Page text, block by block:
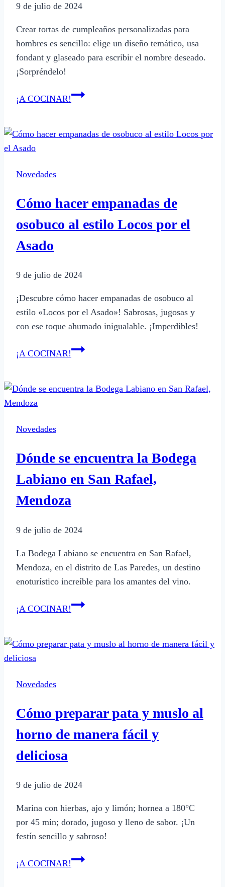
9 de julio de 2024
Crear tortas de cumpleaños personalizadas para
hombres es sencillo: elige un diseño temático, usa
fondant y glaseado para escribir el nombre deseado.
¡Sorpréndelo!
¡A COCINAR!Cómo
de
nombres
personalizados
Novedades
Cómo hacer empanadas de
osobuco al estilo Locos por el
Asado
9 de julio de 2024
¡Descubre cómo hacer empanadas de osobuco al
estilo «Locos por el Asado»! Sabrosas, jugosas y
con ese toque ahumado inigualable. ¡Imperdibles!
¡A COCINAR!Cómo
de
por
el
Novedades
Dónde se encuentra la Bodega
Labiano en San Rafael,
Mendoza
9 de julio de 2024
La Bodega Labiano se encuentra en San Rafael,
Mendoza, en el distrito de Las Paredes, un destino
enoturístico increíble para los amantes del vino.
¡A COCINAR!Dónde
la
Rafael,
Mendoza
Novedades
Cómo preparar pata y muslo al
horno de manera fácil y
deliciosa
9 de julio de 2024
Marina con hierbas, ajo y limón; hornea a 180°C
por 45 min; dorado, jugoso y lleno de sabor. ¡Un
festín sencillo y sabroso!
¡A COCINAR!Cómo